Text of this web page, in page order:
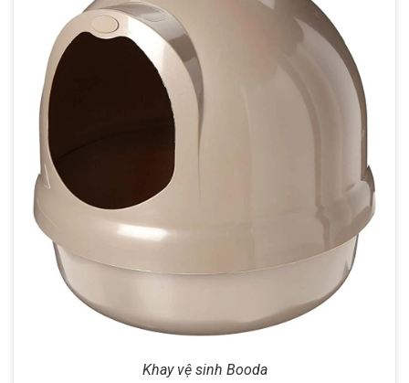
Khay vệ sinh Booda